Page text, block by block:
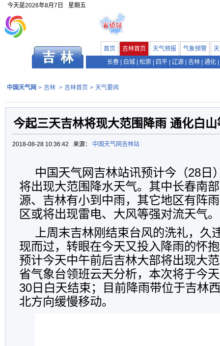
今天是2026年8月7日 星期五
首页 吉林首页 天气预报 气象预警
长春
白城 松原 四平 辽源 吉林 通化
中国天气网 > 吉林 > 吉林首页 > 天气要闻
今起三天吉林将现大范围降雨 通化白
2018-08-28 10:36:42 来源： 中国天气网吉林站
中国天气网吉林站讯预计今（28日
将出现大范围降水天气。其中长春南
源、吉林有小到中雨，其它地区有阵
区或将出现雷电、大风等强对流天气。
上周末吉林刚结束台风的洗礼，久
现而过，转眼在今天又投入降雨的怀
预计今天中午前后吉林大部将出现大
省气象台领班云天分析，本次将于今
30日白天结束；目前降雨带位于吉林
北方向缓慢移动。